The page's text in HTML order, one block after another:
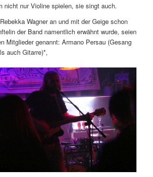
nicht nur Violine spielen, sie singt auch.
Wagner an und mit der Geige schon
der Band namentlich erwähnt wurde, seien
Mitglieder genannt: Armano Persau (Gesang
auch Gitarre)*,